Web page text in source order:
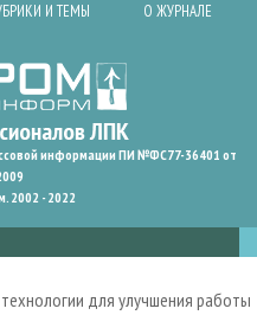
И ТЕМЫ О ЖУРНАЛЕ
информации ПИ №ФС77-36401 от
2002 - 2022
для улучшения работы